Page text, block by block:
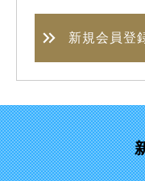
新規会員登